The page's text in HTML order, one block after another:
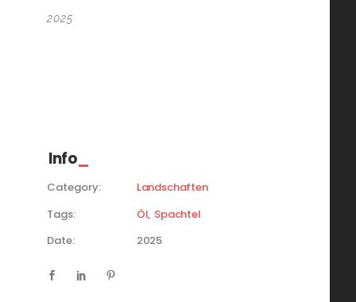
2025
Info
Category:
Landschaften
Tags:
Öl Spachtel
Date:
2025